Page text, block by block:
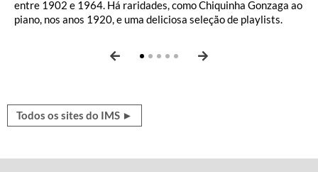
entre 1902 e 1964. Há raridades, como Chiquinha Gonzaga ao
piano, nos anos 1920, e uma deliciosa seleção de playlists.
época de ouro do gênero, de nomes como Paulo Mendes
Campos, Otto Lara Resende e Rubem Braga.
grandes nomes da área, entrevistas com artistas, playlists
sobre temas variados e podcasts comoSertões: histórias de
traz textos selecionados de autores brasileiros e estrangeiros,
sempre ilustrados, sobre cultura, política, humor, novas
um campo aberto de debates, com ensaios fotográficos, textos
e entrevistas.
Todos os sites do IMS ►